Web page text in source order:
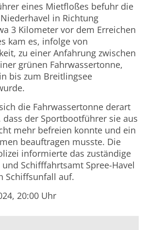
eines Mietfloßes befuhr die
in Richtung
3 Kilometer vor dem Erreichen
kam es, infolge von
zu einer Anfahrung zwischen
grünen Fahrwassertonne,
bis zum Breitlingsee
die Fahrwassertonne derart
dass der Sportbootführer sie aus
mehr befreien konnte und ein
beauftragen musste. Die
informierte das zuständige
Schifffahrtsamt Spree-Havel
Schiffsunfall auf.
20:00 Uhr